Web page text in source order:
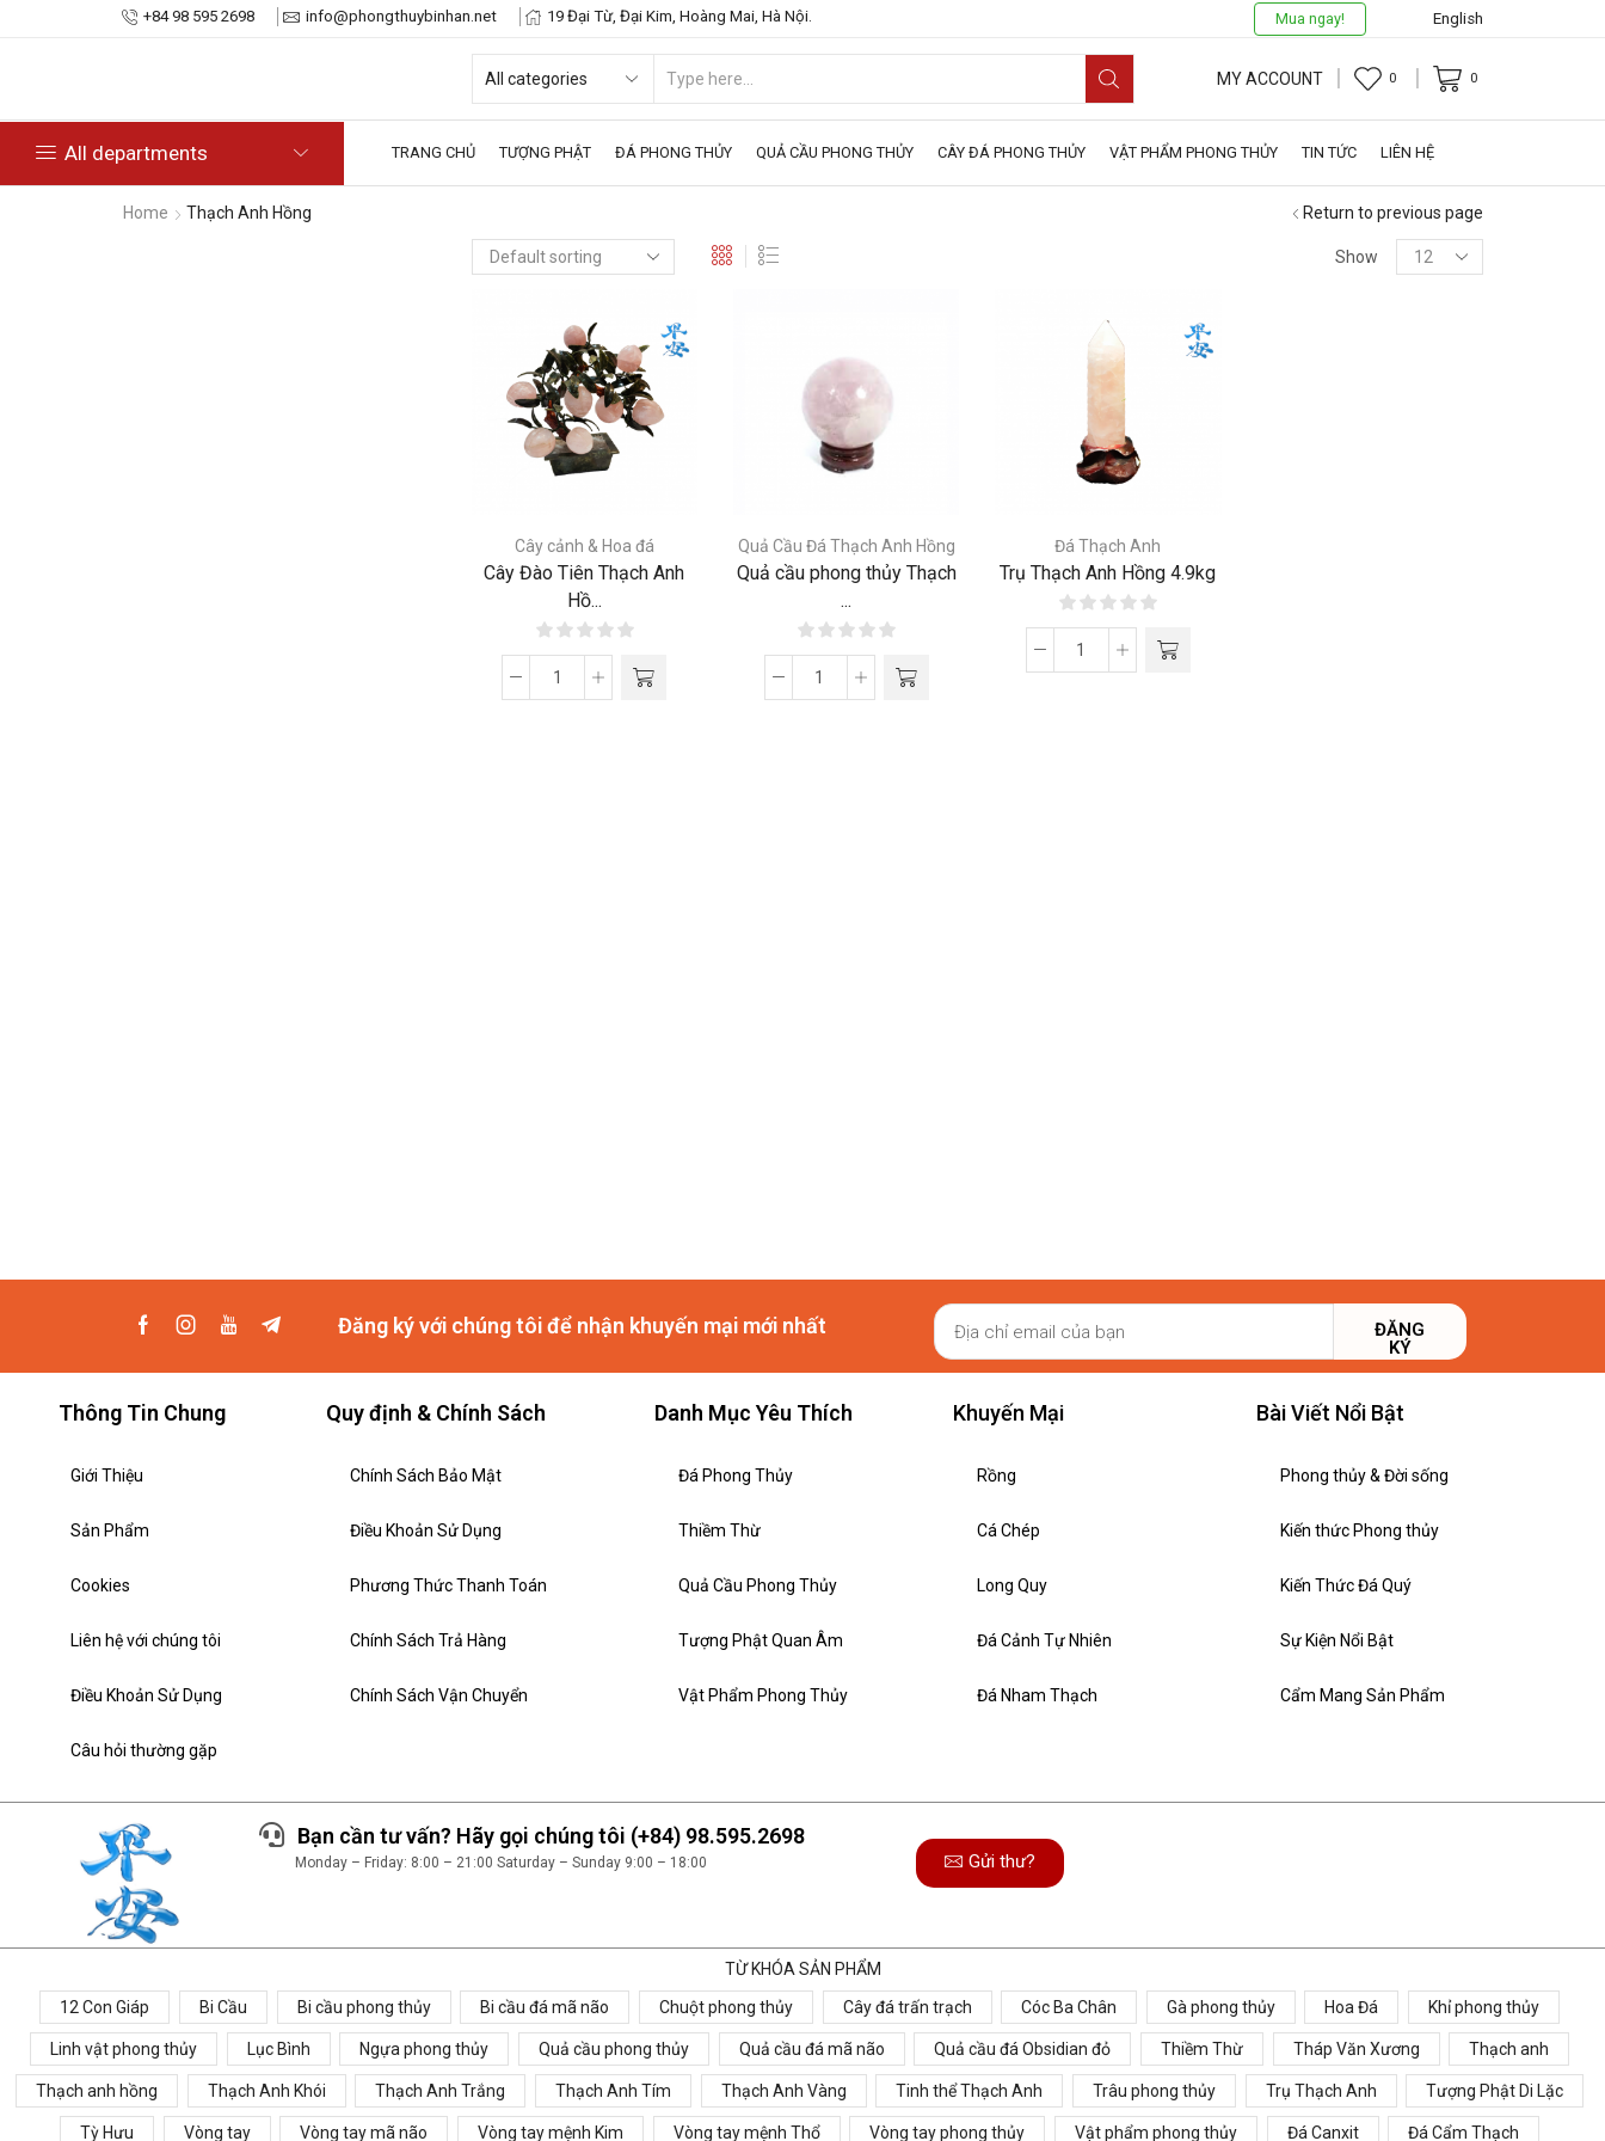
+84 98 595 2698 info@phongthuybinhan.net 19 Đại Từ, Đại Kim, Hoàng Mai, Hà Nội. Mua ngay! English
MY ACCOUNT 0 0
All departments TRANG CHỦ TƯỢNG PHẬT ĐÁ PHONG THỦY QUẢ CẦU PHONG THỦY CÂY ĐÁ PHONG THỦY VẬT PHẨM PHONG THỦY TIN TỨC LIÊN HỆ
Home Thạch Anh Hồng Return to previous page
Show
Cây cảnh & Hoa đá
Cây Đào Tiên Thạch Anh
Hồ...
Quả Cầu Đá Thạch Anh Hồng
Quả cầu phong thủy Thạch
...
Đá Thạch Anh
Trụ Thạch Anh Hồng 4.9kg
Đăng ký với chúng tôi để nhận khuyến mại mới nhất
ĐĂNG
KÝ
Thông Tin Chung
Giới Thiệu
Sản Phẩm
Cookies
Liên hệ với chúng tôi
Điều Khoản Sử Dụng
Câu hỏi thường gặp
Quy định & Chính Sách
Chính Sách Bảo Mật
Điều Khoản Sử Dụng
Phương Thức Thanh Toán
Chính Sách Trả Hàng
Chính Sách Vận Chuyển
Danh Mục Yêu Thích
Đá Phong Thủy
Thiềm Thừ
Quả Cầu Phong Thủy
Tượng Phật Quan Âm
Vật Phẩm Phong Thủy
Khuyến Mại
Rồng
Cá Chép
Long Quy
Đá Cảnh Tự Nhiên
Đá Nham Thạch
Bài Viết Nổi Bật
Phong thủy & Đời sống
Kiến thức Phong thủy
Kiến Thức Đá Quý
Sự Kiện Nổi Bật
Cẩm Mang Sản Phẩm
Bạn cần tư vấn? Hãy gọi chúng tôi (+84) 98.595.2698
Monday – Friday: 8:00 – 21:00 Saturday – Sunday 9:00 – 18:00 Gửi thư?
TỪ KHÓA SẢN PHẨM
12 Con Giáp
Bi Cầu Bi cầu phong thủy Bi cầu đá mã não Chuột phong thủy Cây đá trấn trạch Cóc Ba Chân Gà phong thủy Hoa Đá Khỉ phong thủy
Linh vật phong thủy Lục Bình Ngựa phong thủy Quả cầu phong thủy Quả cầu đá mã não Quả cầu đá Obsidian đỏ Thiềm Thừ Tháp Văn Xương Thạch anh
Thạch anh hồng Thạch Anh Khói Thạch Anh Trắng Thạch Anh Tím Thạch Anh Vàng Tinh thể Thạch Anh Trâu phong thủy Trụ Thạch Anh Tượng Phật Di Lặc
Tỳ Hưu Vòng tay Vòng tay mã não Vòng tay mệnh Kim Vòng tay mệnh Thổ Vòng tay phong thủy Vật phẩm phong thủy Đá Canxit Đá Cẩm Thạch